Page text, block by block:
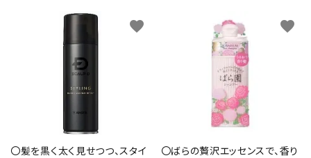
〇髪を黒く太く見せつつ、スタイ
favorite
〇ばらの贅沢エッセンスで、香り
favorite